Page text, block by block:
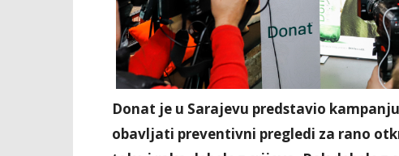
Donat je u Sarajevu predstavio
obavljati preventivni pregledi za rano